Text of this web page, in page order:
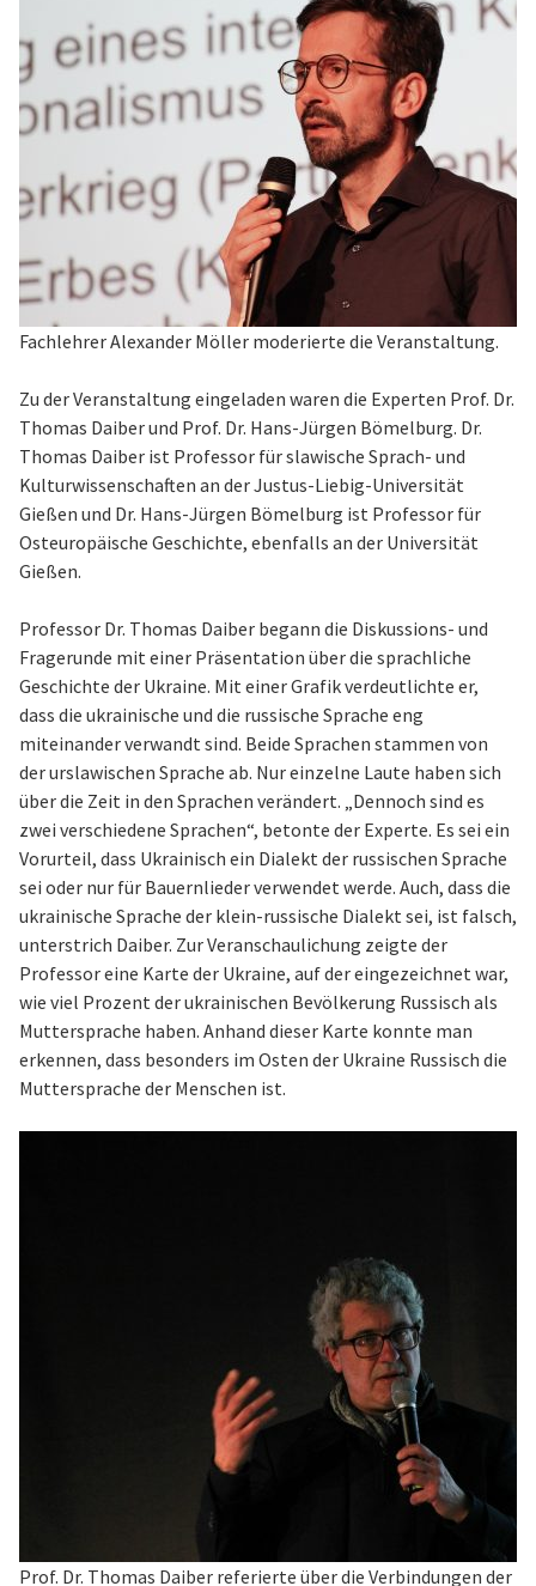
Fachlehrer Alexander Möller moderierte die Veranstaltung.
Zu der Veranstaltung eingeladen waren die Experten Prof. Dr.
Thomas Daiber und Prof. Dr. Hans-Jürgen Bömelburg. Dr.
Thomas Daiber ist Professor für slawische Sprach- und
Kulturwissenschaften an der Justus-Liebig-Universität
Gießen und Dr. Hans-Jürgen Bömelburg ist Professor für
Osteuropäische Geschichte, ebenfalls an der Universität
Gießen.
Professor Dr. Thomas Daiber begann die Diskussions- und
Fragerunde mit einer Präsentation über die sprachliche
Geschichte der Ukraine. Mit einer Grafik verdeutlichte er,
dass die ukrainische und die russische Sprache eng
miteinander verwandt sind. Beide Sprachen stammen von
der urslawischen Sprache ab. Nur einzelne Laute haben sich
über die Zeit in den Sprachen verändert. „Dennoch sind es
zwei verschiedene Sprachen“, betonte der Experte. Es sei ein
Vorurteil, dass Ukrainisch ein Dialekt der russischen Sprache
sei oder nur für Bauernlieder verwendet werde. Auch, dass die
ukrainische Sprache der klein-russische Dialekt sei, ist falsch,
unterstrich Daiber. Zur Veranschaulichung zeigte der
Professor eine Karte der Ukraine, auf der eingezeichnet war,
wie viel Prozent der ukrainischen Bevölkerung Russisch als
Muttersprache haben. Anhand dieser Karte konnte man
erkennen, dass besonders im Osten der Ukraine Russisch die
Muttersprache der Menschen ist.
Prof. Dr. Thomas Daiber referierte über die Verbindungen der